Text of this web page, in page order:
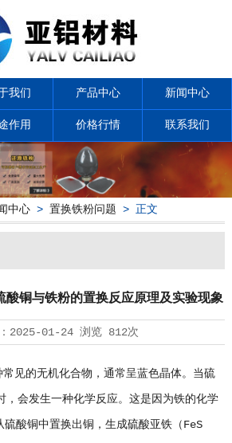
我们 产品中心 新闻中心
作用 价格行情 联系我们
中心> 置换铁粉问题 > 正文
铜与铁粉的置换反应原理及实验现象
2025-01-24浏览 812次
常见的无机化合物，通常呈蓝色晶体。当硫
，会发生一种化学反应。这是因为铁的化学
酸铜中置换出铜，生成硫酸亚铁（FeS